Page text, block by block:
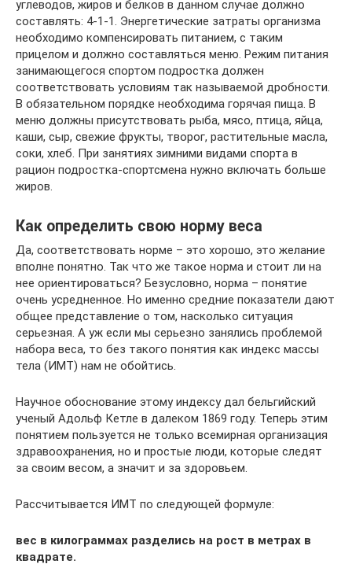
углеводов, жиров и белков в данном случае должно
составлять: 4-1-1. Энергетические затраты организма
необходимо компенсировать питанием, с таким
прицелом и должно составляться меню. Режим питания
занимающегося спортом подростка должен
соответствовать условиям так называемой дробности.
В обязательном порядке необходима горячая пища. В
меню должны присутствовать рыба, мясо, птица, яйца,
каши, сыр, свежие фрукты, творог, растительные масла,
соки, хлеб. При занятиях зимними видами спорта в
рацион подростка-спортсмена нужно включать больше
жиров.
Как определить свою норму веса
Да, соответствовать норме – это хорошо, это желание
вполне понятно. Так что же такое норма и стоит ли на
нее ориентироваться? Безусловно, норма – понятие
очень усредненное. Но именно средние показатели дают
общее представление о том, насколько ситуация
серьезная. А уж если мы серьезно занялись проблемой
набора веса, то без такого понятия как индекс массы
тела (ИМТ) нам не обойтись.
Научное обоснование этому индексу дал бельгийский
ученый Адольф Кетле в далеком 1869 году. Теперь этим
понятием пользуется не только всемирная организация
здравоохранения, но и простые люди, которые следят
за своим весом, а значит и за здоровьем.
Рассчитывается ИМТ по следующей формуле:
вес в килограммах разделись на рост в метрах в
квадрате.